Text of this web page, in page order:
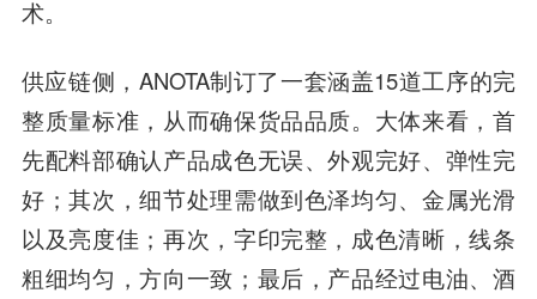
术。
供应链侧 ，ANOTA制订了一套涵盖15道工序的完
整质量标准，从而确保货品品质。大体来看，首
先配料部确认产品成色无误、外观完好、弹性完
好；其次，细节处理需做到色泽均匀、金属光滑
以及亮度佳；再次，字印完整，成色清晰，线条
粗细均匀，方向一致；最后，产品经过电油、酒